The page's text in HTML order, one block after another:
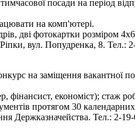
посади на період
на комп'ютері.
дві фотокартки розміром
вул. Попудренка, 8. Тел.:
на заміщення вакантної
фінансист, економіст);
протягом 30
Держказначейства. Тел.: 2-